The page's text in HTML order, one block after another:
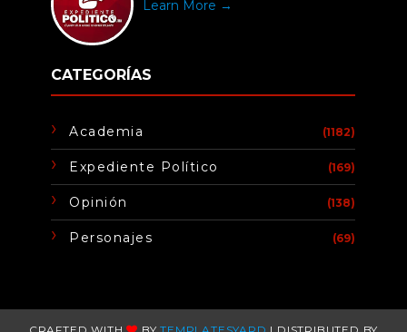
Learn More →
CATEGORÍAS
Academia (1182)
Expediente Político (169)
Opinión (138)
Personajes (69)